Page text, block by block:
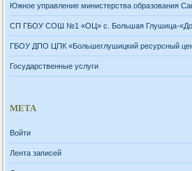
Южное управление министерства образования
СП ГБОУ СОШ №1 «ОЦ» с. Большая Глушица-«Дом
ГБОУ ДПО ЦПК «Большеглушицкий ресурсный
Государственные услуги
МЕТА
Войти
Лента записей